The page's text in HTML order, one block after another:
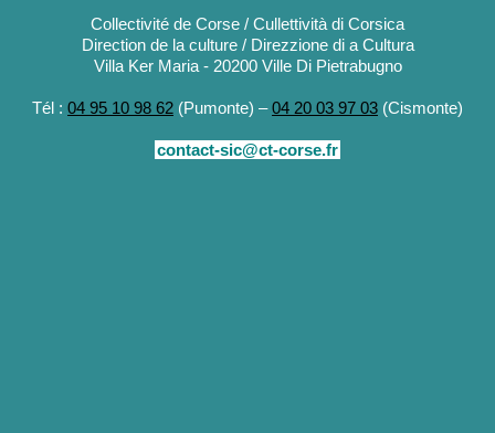
Collectivité de Corse / Cullettività di Corsica
Direction de la culture / Direzzione di a Cultura
Villa Ker Maria - 20200 Ville Di Pietrabugno
Tél : 04 95 10 98 62 (Pumonte) –04 20 03 97 03 (Cismonte)
contact-sic@ct-corse.fr